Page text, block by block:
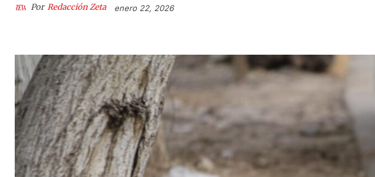
Por Redacción Zeta enero 22, 2026